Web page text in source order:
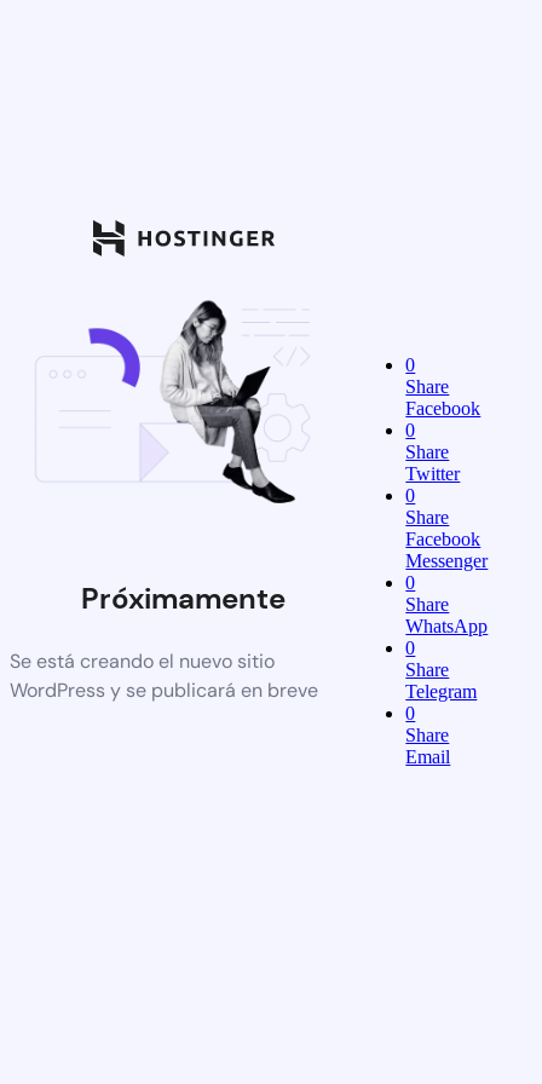
Próximamente
Se está creando el nuevo sitio
WordPress y se publicará en breve
0
Share
Facebook
0
Share
Twitter
0
Share
Facebook
Messenger
0
Share
WhatsApp
0
Share
Telegram
0
Share
Email